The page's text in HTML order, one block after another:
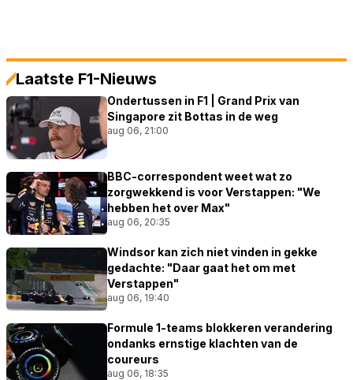
Laatste F1-Nieuws
Ondertussen in F1 | Grand Prix van
Singapore zit Bottas in de weg
aug 06, 21:00
BBC-correspondent weet wat zo
zorgwekkend is voor Verstappen: "We
hebben het over Max"
aug 06, 20:35
Windsor kan zich niet vinden in gekke
gedachte: "Daar gaat het om met
Verstappen"
aug 06, 19:40
Formule 1-teams blokkeren verandering
ondanks ernstige klachten van de
coureurs
aug 06, 18:35